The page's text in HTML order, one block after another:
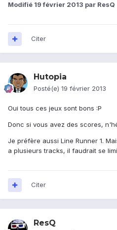
Modifié 19 février 2013 par ResQ
Citer
Hutopia
Posté(e) 19 février 2013
Oui tous ces jeux sont bons :P
Donc si vous avez des scores,
Je préfère aussi Line Runner 1.
a plusieurs tracks, il faudrait se
Citer
ResQ